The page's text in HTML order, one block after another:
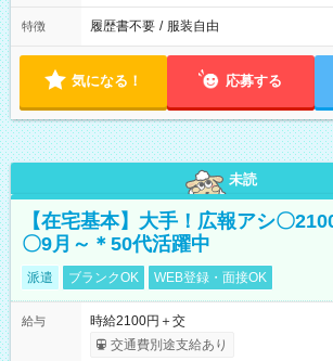
特徴 履歴書不要 / 服装自由
気になる！ 応募する
未読
【在宅基本】大手！広報アシ〇
〇9月～＊50代活躍中
派遣 ブランクOK WEB登録・面接OK
給与
時給2100円＋交
交通費別途支給あり